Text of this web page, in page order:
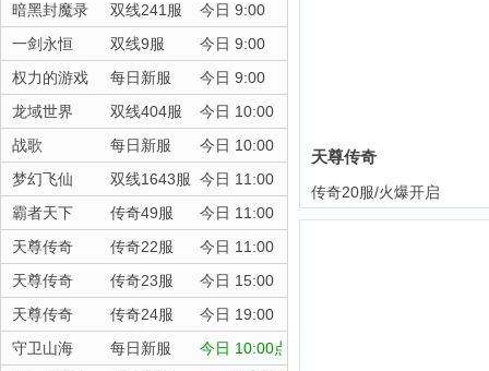
暗黑封魔录
双线241服
今日 9:00
一剑永恒
双线9服
今日 9:00
权力的游戏
每日新服
今日 9:00
龙域世界
双线404服
今日 10:00
战歌
每日新服
今日 10:00
梦幻飞仙
双线1643服 今日 11:00
霸者天下
传奇49服
今日 11:00
天尊传奇
传奇22服
今日 11:00
天尊传奇
传奇23服
今日 15:00
天尊传奇
传奇24服
今日 19:00
守卫山海
每日新服
今日 10:00点
天尊传奇
传奇20服/火爆开启